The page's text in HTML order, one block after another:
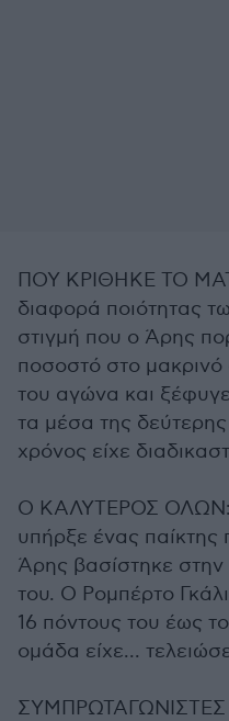
ΠΟΥ ΚΡΙΘΗΚΕ ΤΟ
διαφορά ποιότητας
στιγμή που ο Άρης
ποσοστό στο μακρινό
του αγώνα και
τα μέσα της
χρόνος είχε
Ο ΚΑΛΥΤΕΡΟΣ ΟΛΩΝ:
υπήρξε ένας
Άρης βασίστηκε στην
του. Ο Ρομπέρτο
16 πόντους του έως
ομάδα είχε...
ΣΥΜΠΡΩΤΑΓΩΝΙΣΤΕΣ